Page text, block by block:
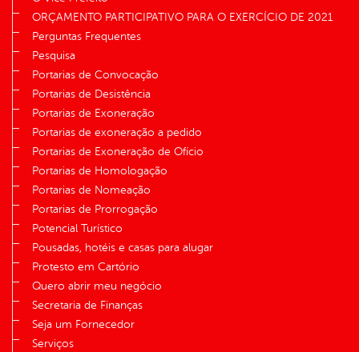
ORÇAMENTO PARTICIPATIVO PARA O EXERCÍCIO DE 2021
Perguntas Frequentes
Pesquisa
Portarias de Convocação
Portarias de Desistência
Portarias de Exoneração
Portarias de exoneração a pedido
Portarias de Exoneração de Ofício
Portarias de Homologação
Portarias de Nomeação
Portarias de Prorrogação
Potencial Turístico
Pousadas, hotéis e casas para alugar
Protesto em Cartório
Quero abrir meu negócio
Secretaria de Finanças
Seja um Fornecedor
Serviços